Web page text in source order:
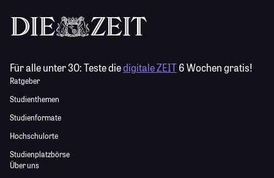
Für alle unter 30:Teste diedigitale ZEIT6 Wochen gratis!
Ratgeber
Studienthemen
Studienformate
Hochschulorte
Studienplatzbörse
Über uns